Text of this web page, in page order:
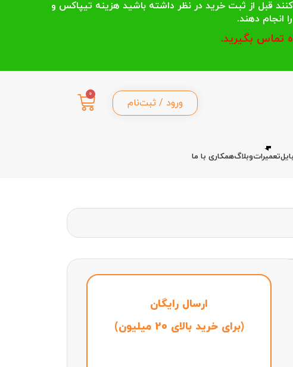
ورود / ثبت‌نام
0
تعمیراتوبلاگهمکاری با ما
ارسال رایگان
(برای خرید بالای 20 میلیون)
یا پست انتخاب می کنند قبل از ثبت خرید در نظر داشته باشید هزینه تیپاکس و
تماس بگیرید.